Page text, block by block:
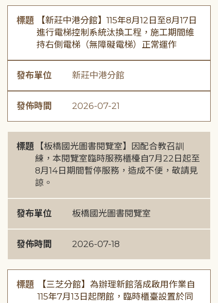
標題
【新莊中港分館】115年8月12日至8月17日
進行電梯控制系統汰換工程，施工期間維
持右側電梯（無障礙電梯）正常運作
發布單位 新莊中港分館
發佈時間 2026-07-21
標題
【板橋國光圖書閱覽室】因配合教召訓
練，本閱覽室臨時服務櫃檯自7月22日起至
8月14日期間暫停服務，造成不便，敬請見
諒。
發布單位 板橋國光圖書閱覽室
發佈時間 2026-07-18
標題
【三芝分館】為辦理新館落成啟用作業自
115年7月13日起閉館，臨時櫃臺設置於同